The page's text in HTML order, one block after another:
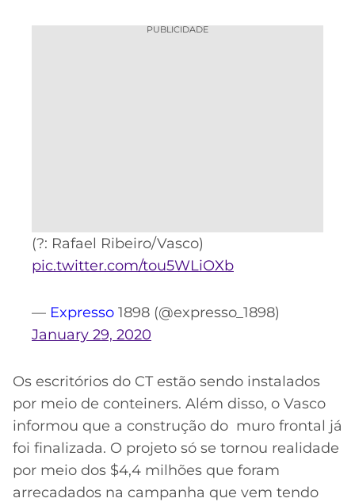
PUBLICIDADE
(?: Rafael Ribeiro/Vasco)
pic.twitter.com/tou5WLiOXb
— Expresso 1898 (@expresso_1898)
January 29, 2020
Os escritórios do CT estão sendo instalados
por meio de conteiners. Além disso, o Vasco
informou que a construção do muro frontal já
foi finalizada. O projeto só se tornou realidade
por meio dos $4,4 milhões que foram
arrecadados na campanha que vem tendo